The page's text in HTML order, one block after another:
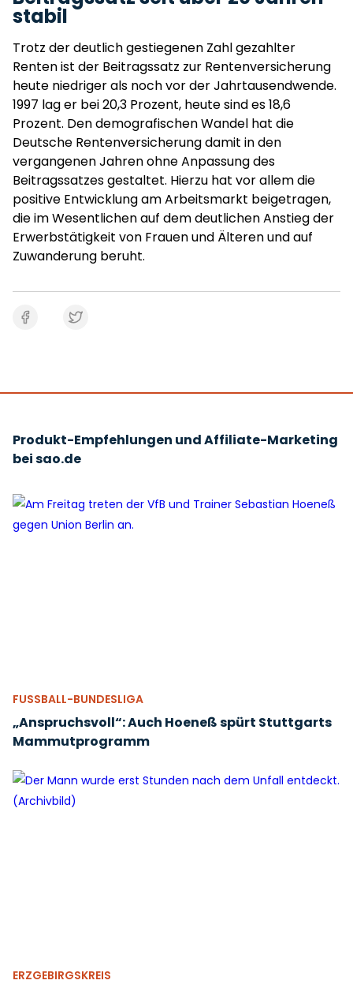
stabil
Trotz der deutlich gestiegenen Zahl gezahlter
Renten ist der Beitragssatz zur Rentenversicherung
heute niedriger als noch vor der Jahrtausendwende.
1997 lag er bei 20,3 Prozent, heute sind es 18,6
Prozent. Den demografischen Wandel hat die
Deutsche Rentenversicherung damit in den
vergangenen Jahren ohne Anpassung des
Beitragssatzes gestaltet. Hierzu hat vor allem die
positive Entwicklung am Arbeitsmarkt beigetragen,
die im Wesentlichen auf dem deutlichen Anstieg der
Erwerbstätigkeit von Frauen und Älteren und auf
Zuwanderung beruht.
Produkt-Empfehlungen und Affiliate-Marketing
bei sao.de
FUSSBALL-BUNDESLIGA
„Anspruchsvoll“: Auch Hoeneß spürt Stuttgarts
Mammutprogramm
ERZGEBIRGSKREIS